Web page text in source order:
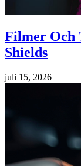
Filmer Och
Shields
juli 15, 2026